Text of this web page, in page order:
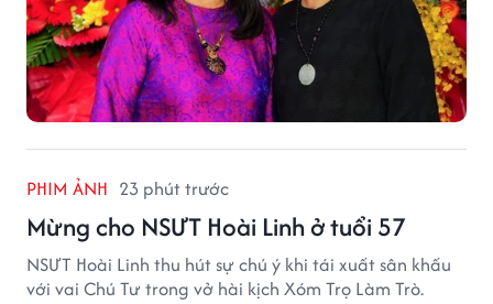
PHIM ẢNH 23 phút trước
Mừng cho NSƯT Hoài Linh ở tuổi 57
NSƯT Hoài Linh thu hút sự chú ý khi tái xuất sân khấu
với vai Chú Tư trong vở hài kịch Xóm Trọ Làm Trò.